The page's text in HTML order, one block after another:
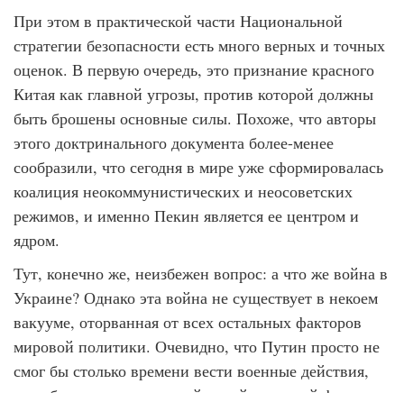
При этом в практической части Национальной
стратегии безопасности есть много верных и точных
оценок. В первую очередь, это признание красного
Китая как главной угрозы, против которой должны
быть брошены основные силы. Похоже, что авторы
этого доктринального документа более-менее
сообразили, что сегодня в мире уже сформировалась
коалиция неокоммунистических и неосоветских
режимов, и именно Пекин является ее центром и
ядром.
Тут, конечно же, неизбежен вопрос: а что же война в
Украине? Однако эта война не существует в некоем
вакууме, оторванная от всех остальных факторов
мировой политики. Очевидно, что Путин просто не
смог бы столько времени вести военные действия,